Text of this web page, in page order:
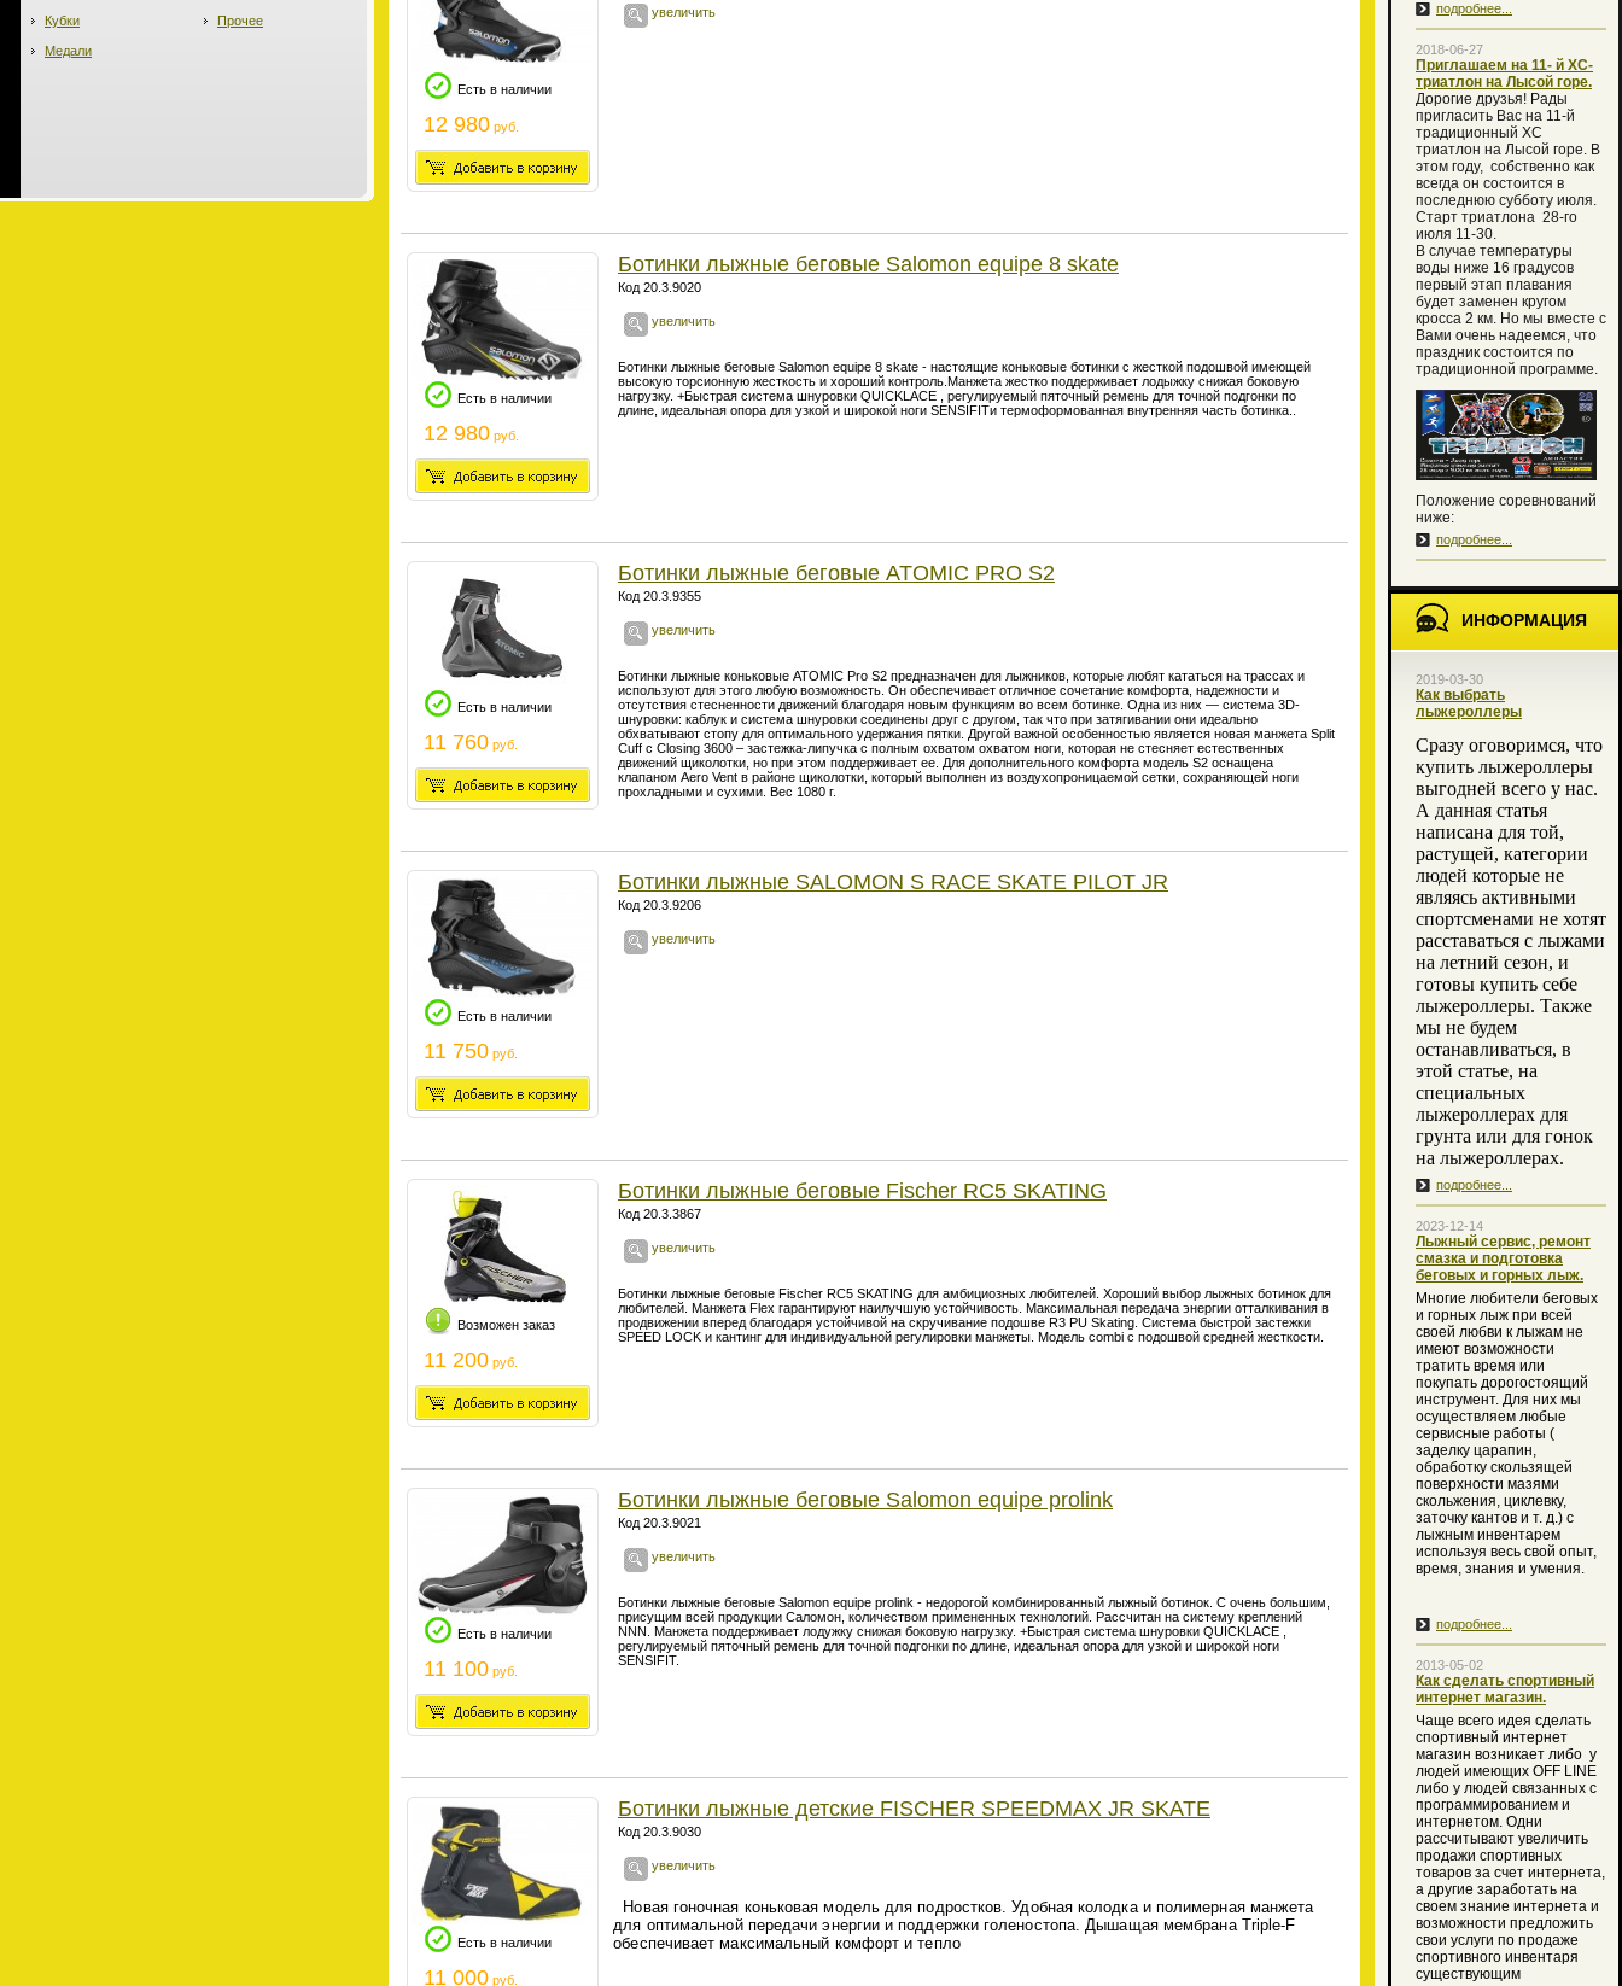
подробнее...
2018-06-27
Приглашаем на 11- й XC-
триатлон на Лысой горе.
Дорогие друзья! Рады
пригласить Вас на 11-й
традиционный XC
триатлон на Лысой горе. В
этом году, собственно как
всегда он состоится в
последнюю субботу июля.
Старт триатлона 28-го
июля 11-30.
В случае температуры
воды ниже 16 градусов
первый этап плавания
будет заменен кругом
кросса 2 км. Но мы вместе с
Вами очень надеемся, что
праздник состоится по
традиционной программе.
Положение соревнований
ниже:
подробнее...
ИНФОРМАЦИЯ
2019-03-30
Как выбрать
лыжероллеры
Сразу оговоримся, что
купить лыжероллеры
выгодней всего у нас.
А данная статья
написана для той,
растущей, категории
людей которые не
являясь активными
спортсменами не хотят
расставаться с лыжами
на летний сезон, и
готовы купить себе
лыжероллеры. Также
мы не будем
останавливаться, в
этой статье, на
специальных
лыжероллерах для
грунта или для гонок
на лыжероллерах.
подробнее...
2023-12-14
Лыжный сервис, ремонт
смазка и подготовка
беговых и горных лыж.
Многие любители беговых
и горных лыж при всей
своей любви к лыжам не
имеют возможности
тратить время или
покупать дорогостоящий
инструмент. Для них мы
осуществляем любые
сервисные работы (
заделку царапин,
обработку скользящей
поверхности мазями
скольжения, циклевку,
заточку кантов и т. д.) с
лыжным инвентарем
используя весь свой опыт,
время, знания и умения.
подробнее...
2013-05-02
Как сделать спортивный
интернет магазин.
Чаще всего идея сделать
спортивный интернет
магазин возникает либо у
людей имеющих OFF LINE
либо у людей связанных с
программированием и
интернетом. Одни
рассчитывают увеличить
продажи спортивных
товаров за счет интернета,
а другие заработать на
своем знание интернета и
возможности предложить
свои услуги по продаже
спортивного инвентаря
существующим
Кубки
Медали
Прочее
Есть в наличии
12 980 руб.
увеличить
Есть в наличии
12 980 руб.
Ботинки лыжные беговые Salomon equipe 8 skate
Код 20.3.9020
увеличить
Ботинки лыжные беговые Salomon equipe 8 skate - настоящие коньковые ботинки с жесткой подошвой имеющей
высокую торсионную жесткость и хороший контроль.Манжета жестко поддерживает лодыжку снижая боковую
нагрузку. +Быстрая система шнуровки QUICKLACE , регулируемый пяточный ремень для точной подгонки по
длине, идеальная опора для узкой и широкой ноги SENSIFITи термоформованная внутренняя часть ботинка..
Есть в наличии
11 760 руб.
Ботинки лыжные беговые ATOMIC PRO S2
Код 20.3.9355
увеличить
Ботинки лыжные коньковые ATOMIC Pro S2 предназначен для лыжников, которые любят кататься на трассах и
используют для этого любую возможность. Он обеспечивает отличное сочетание комфорта, надежности и
отсутствия стесненности движений благодаря новым функциям во всем ботинке. Одна из них — система 3D-
шнуровки: каблук и система шнуровки соединены друг с другом, так что при затягивании они идеально
обхватывают стопу для оптимального удержания пятки. Другой важной особенностью является новая манжета Split
Cuff с Closing 3600 – застежка-липучка с полным охватом охватом ноги, которая не стесняет естественных
движений щиколотки, но при этом поддерживает ее. Для дополнительного комфорта модель S2 оснащена
клапаном Aero Vent в районе щиколотки, который выполнен из воздухопроницаемой сетки, сохраняющей ноги
прохладными и сухими. Вес 1080 г.
Есть в наличии
11 750 руб.
Ботинки лыжные SALOMON S RACE SKATE PILOT JR
Код 20.3.9206
увеличить
Возможен заказ
11 200 руб.
Ботинки лыжные беговые Fischer RC5 SKATING
Код 20.3.3867
увеличить
Ботинки лыжные беговые Fischer RC5 SKATING для амбициозных любителей. Хороший выбор лыжных ботинок для
любителей. Манжета Flex гарантируют наилучшую устойчивость. Максимальная передача энергии отталкивания в
продвижении вперед благодаря устойчивой на скручивание подошве R3 PU Skating. Система быстрой застежки
SPEED LOCK и кантинг для индивидуальной регулировки манжеты. Модель combi c подошвой средней жесткости.
Есть в наличии
11 100 руб.
Ботинки лыжные беговые Salomon equipe prolink
Код 20.3.9021
увеличить
Ботинки лыжные беговые Salomon equipe prolink - недорогой комбинированный лыжный ботинок. С очень большим,
присущим всей продукции Саломон, количеством примененных технологий. Рассчитан на систему креплений
NNN. Манжета поддерживает лодужку снижая боковую нагрузку. +Быстрая система шнуровки QUICKLACE ,
регулируемый пяточный ремень для точной подгонки по длине, идеальная опора для узкой и широкой ноги
SENSIFIT.
Есть в наличии
11 000 руб.
Ботинки лыжные детские FISCHER SPEEDMAX JR SKATE
Код 20.3.9030
увеличить
Новая гоночная коньковая модель для подростков. Удобная колодка и полимерная манжета
для оптимальной передачи энергии и поддержки голеностопа. Дышащая мембрана Triple-F
обеспечивает максимальный комфорт и тепло